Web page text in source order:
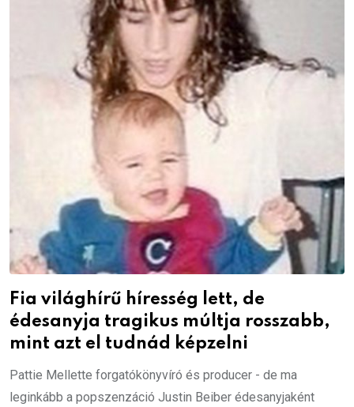
Fia világhírű híresség lett, de
édesanyja tragikus múltja rosszabb,
mint azt el tudnád képzelni
Pattie Mellette forgatókönyvíró és producer - de ma
leginkább a popszenzáció Justin Beiber édesanyjaként